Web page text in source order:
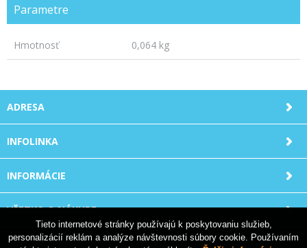
Parametre
Hmotnosť 0,064 kg
ADRESA
INFOLINKA
INFORMÁCIE
VŠETKO O NÁKUPE
Tieto internetové stránky používajú k poskytovaniu služieb,
personalizácií reklám a analýze návštevnosti súbory cookie. Používaním